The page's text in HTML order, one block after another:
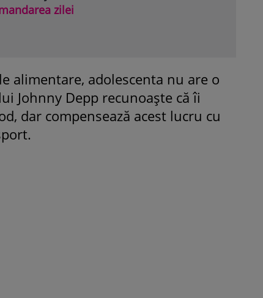
zilei
alimentare, adolescenta nu are o
Johnny Depp recunoaște că îi
dar compensează acest lucru cu